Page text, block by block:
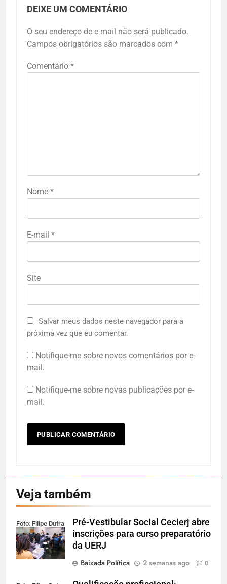
DEIXE UM COMENTÁRIO
O seu endereço de e-mail não será publicado.
Campos obrigatórios são marcados com *
Comentário *
Nome *
E-mail *
Site
Salvar meus dados neste navegador para a
próxima vez que eu comentar.
Notifique-me sobre novos comentários por e-
mail.
Notifique-me sobre novas publicações por e-
mail.
Veja também
Foto: Filipe Dutra
Pré-Vestibular Social Cecierj abre
inscrições para curso preparatório
da UERJ
Baixada Política
2 semanas ago 0